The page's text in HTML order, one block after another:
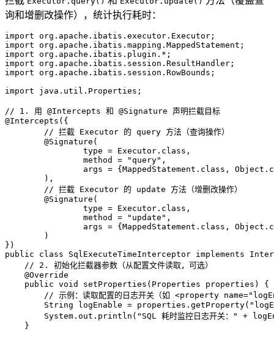
询和增删改操作），统计执行耗时：
import
import
import
import
import org.apache.ibatis.session.RowBounds;
import java.util.Properties;
// 1. 用 @Intercepts 和 @Signature 声明拦截目标
@Intercepts({
        // 拦截 Executor 的 query 方法（查询操作）
        @Signature(
                type = Executor.class,
                method = "query",
args = {MappedStatement.class,
        ),
        // 拦截 Executor 的 update 方法（增删改操作）
        @Signature(
                type = Executor.class,
                method = "update",
args = {MappedStatement.class,
        )
})
public
class SqlExecuteTimeInterceptor implements
// 2. 初始化拦截器参数（从配置文件读取，可选）
@Override
public void setProperties (Properties properties)
{
// 示例：读取配置的日志开关（如 <property
String
logEnable = properties.getProperty(
        System.out.println(
"SQL 耗时监控日志开关："
+
    }